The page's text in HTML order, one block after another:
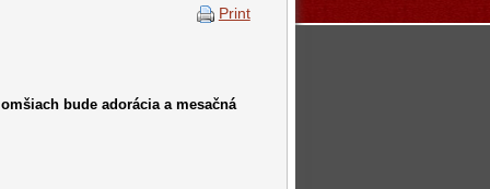
Print
bude adorácia a mesačná